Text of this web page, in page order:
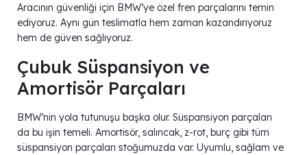
Aracının güvenliği için BMW’ye özel fren parçalarını temin
ediyoruz. Aynı gün teslimatla hem zaman kazandırıyoruz
hem de güven sağlıyoruz.
Çubuk Süspansiyon ve
Amortisör Parçaları
BMW’nin yola tutunuşu başka olur. Süspansiyon parçaları
da bu işin temeli. Amortisör, salıncak, z-rot, burç gibi tüm
süspansiyon parçaları stoğumuzda var. Uyumlu, sağlam ve